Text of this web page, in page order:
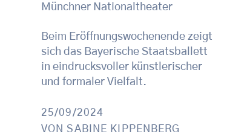
Münchner Nationaltheater
Beim Eröffnungswochenende zeigt
sich das Bayerische Staatsballett
in eindrucksvoller künstlerischer
und formaler Vielfalt.
25/09/2024
VON SABINE KIPPENBERG